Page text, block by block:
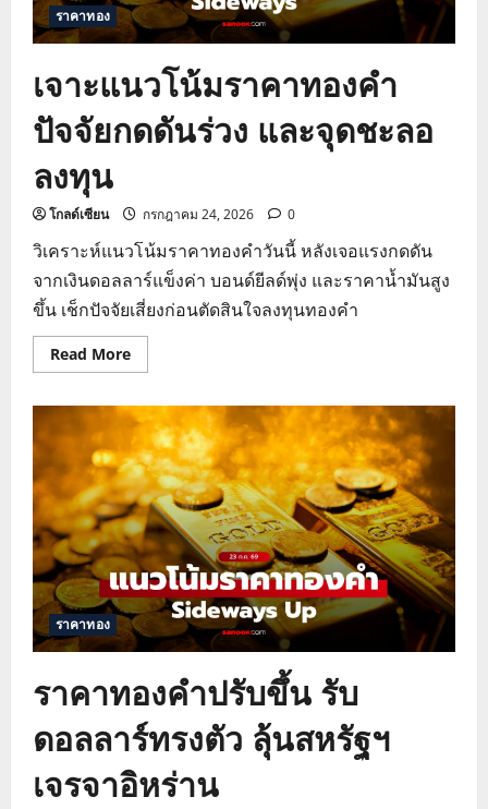
ราคาทอง
เจาะแนวโน้มราคาทองคำ
ปัจจัยกดดันร่วง และจุดชะลอ
ลงทุน
โกลด์เซียน กรกฎาคม 24, 2026 0
วิเคราะห์แนวโน้มราคาทองคำวันนี้ หลังเจอแรงกดดัน
จากเงินดอลลาร์แข็งค่า บอนด์ยีลด์พุ่ง และราคาน้ำมันสูง
ขึ้น เช็กปัจจัยเสี่ยงก่อนตัดสินใจลงทุนทองคำ
Read MoreRead
more
แนว
โน้ม
ราคา
ทองคำ
ปัจจัย
กดดัน
ร่วง
และ
จุด
ชะลอ
ลงทุน
ราคาทอง
ราคาทองคำปรับขึ้น รับ
ดอลลาร์ทรงตัว ลุ้นสหรัฐฯ
เจรจาอิหร่าน